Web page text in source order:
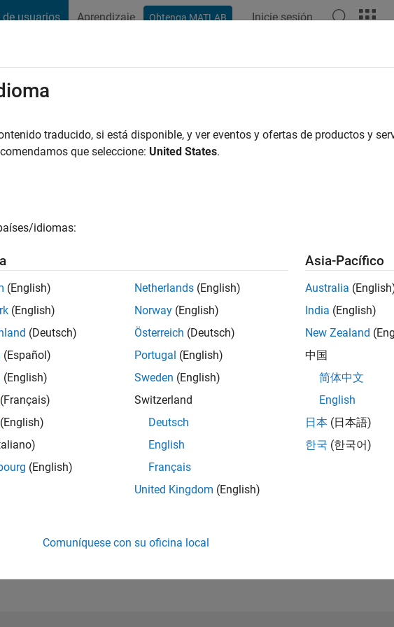
usuarios Aprendizaje Obtenga MATLAB Inicie sesión
Pleaselogin to endorse this person in a skill
traducido, si está disponible, y ver eventos y ofertas de productos y
que seleccione: United States.
idiomas:
(English)
(English)
(Deutsch)
(Español)
(English)
(Français)
(English)
(English)
Netherlands (English)
Norway (English)
Österreich (Deutsch)
Portugal (English)
Sweden (English)
Switzerland
Deutsch
English
Français
United Kingdom (English)
Asia-Pacífico
Australia
India (English)
New Zealand
中国
简体中文
English
日本 (日本語)
한국 (한국어)
Comuníquese con su oficina local